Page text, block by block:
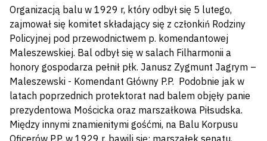
Organizacją balu w 1929 r, który odbył się 5 lutego,
zajmował się komitet składający się z członkiń Rodziny
Policyjnej pod przewodnictwem p. komendantowej
Maleszewskiej. Bal odbył się w salach Filharmonii a
honory gospodarza pełnił płk. Janusz Zygmunt Jagrym –
Maleszewski - Komendant Główny P.P. Podobnie jak w
latach poprzednich protektorat nad balem objęły panie
prezydentowa Mościcka oraz marszałkowa Piłsudska.
Między innymi znamienitymi gośćmi, na Balu Korpusu